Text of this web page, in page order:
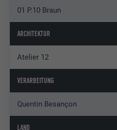
01 P.10 Braun
ARCHITEKTUR
Atelier 12
VERARBEITUNG
Quentin Besançon
LAND